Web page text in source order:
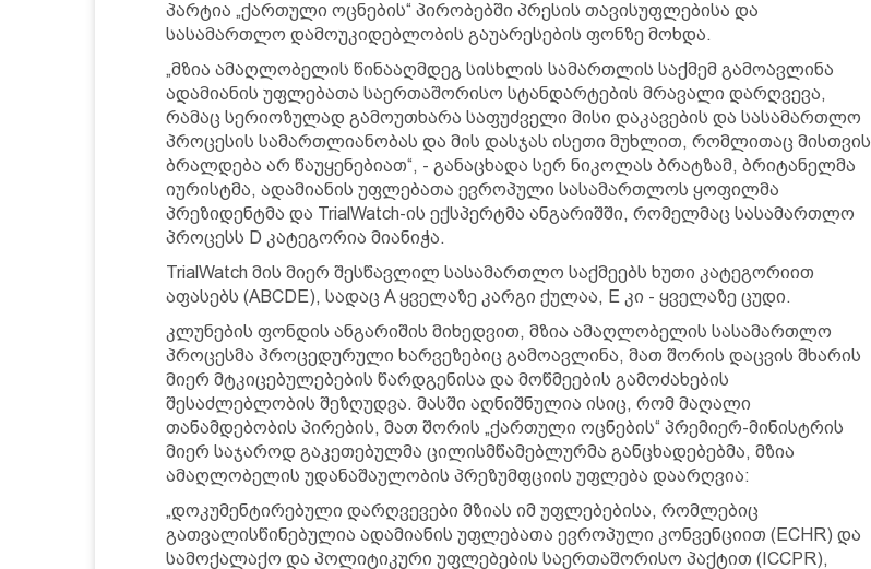
პარტია „ქართული ოცნების“ პირობებში პრესის თავისუფლებისა და
სასამართლო დამოუკიდებლობის გაუარესების ფონზე მოხდა.
„მზია ამაღლობელის წინააღმდეგ სისხლის სამართლის საქმემ გამოავლინა
ადამიანის უფლებათა საერთაშორისო სტანდარტების მრავალი დარღვევა,
რამაც სერიოზულად გამოუთხარა საფუძველი მისი დაკავების და სასამართლო
პროცესის სამართლიანობას და მის დასჯას ისეთი მუხლით, რომლითაც მისთვის
ბრალდება არ წაუყენებიათ“, - განაცხადა სერ ნიკოლას ბრატზამ, ბრიტანელმა
იურისტმა, ადამიანის უფლებათა ევროპული სასამართლოს ყოფილმა
პრეზიდენტმა და TrialWatch-ის ექსპერტმა ანგარიშში, რომელმაც სასამართლო
პროცესს D კატეგორია მიანიჭა.
TrialWatch მის მიერ შესწავლილ სასამართლო საქმეებს ხუთი კატეგორიით
აფასებს (ABCDE), სადაც A ყველაზე კარგი ქულაა, E კი - ყველაზე ცუდი.
კლუნების ფონდის ანგარიშის მიხედვით, მზია ამაღლობელის სასამართლო
პროცესმა პროცედურული ხარვეზებიც გამოავლინა, მათ შორის დაცვის მხარის
მიერ მტკიცებულებების წარდგენისა და მოწმეების გამოძახების
შესაძლებლობის შეზღუდვა. მასში აღნიშნულია ისიც, რომ მაღალი
თანამდებობის პირების, მათ შორის „ქართული ოცნების“ პრემიერ-მინისტრის
მიერ საჯაროდ გაკეთებულმა ცილისმწამებლურმა განცხადებებმა, მზია
ამაღლობელის უდანაშაულობის პრეზუმფციის უფლება დაარღვია:
„დოკუმენტირებული დარღვევები მზიას იმ უფლებებისა, რომლებიც
გათვალისწინებულია ადამიანის უფლებათა ევროპული კონვენციით (ECHR) და
სამოქალაქო და პოლიტიკური უფლებების საერთაშორისო პაქტით (ICCPR),